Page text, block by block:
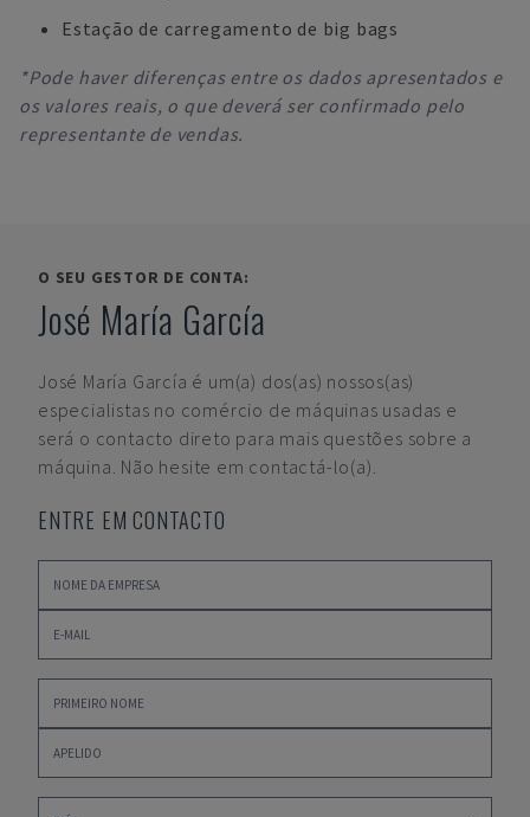
Estação de carregamento de big bags
*Pode haver diferenças entre os dados apresentados e
os valores reais, o que deverá ser confirmado pelo
representante de vendas.
O SEU GESTOR DE CONTA:
José María García
José María García é um(a) dos(as) nossos(as)
especialistas no comércio de máquinas usadas e
será o contacto direto para mais questões sobre a
máquina. Não hesite em contactá-lo(a).
ENTRE EM CONTACTO